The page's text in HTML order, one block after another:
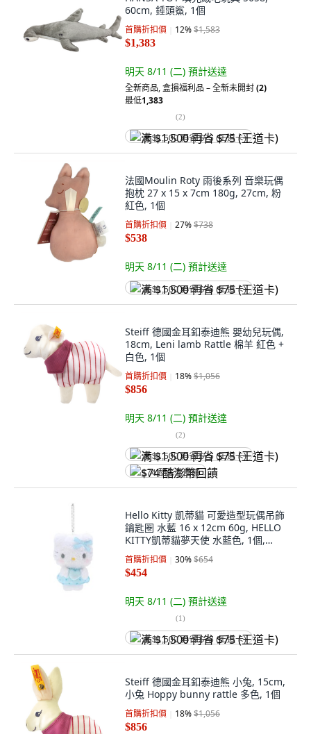
60cm, 錘頭鯊, 1個
首購折扣價 12%$1,583
$1,383
明天 8/11 (二) 預計送達
全新商品,盒損福利品 – 全新未開封(2)
最低1,383
(2)
满 $1,500 再省 $75 (王道卡)
法國Moulin Roty 雨後系列 音樂玩偶
抱枕 27 x 15 x 7cm 180g, 27cm, 粉
紅色, 1個
首購折扣價 27%$738
$538
明天 8/11 (二) 預計送達
满 $1,500 再省 $75 (王道卡)
Steiff 德國金耳釦泰迪熊 嬰幼兒玩偶,
18cm, Leni lamb Rattle 棉羊 紅色 +
白色, 1個
首購折扣價 18%$1,056
$856
明天 8/11 (二) 預計送達
(2)
满 $1,500 再省 $75 (王道卡)
$74 酷澎幣回饋
Hello Kitty 凱蒂貓 可愛造型玩偶吊飾
鑰匙圈 水藍 16 x 12cm 60g, HELLO
KITTY凱蒂貓夢天使 水藍色, 1個,
16cm
首購折扣價 30%$654
$454
明天 8/11 (二) 預計送達
(1)
满 $1,500 再省 $75 (王道卡)
Steiff 德國金耳釦泰迪熊 小兔, 15cm,
小兔 Hoppy bunny rattle 多色, 1個
首購折扣價 18%$1,056
$856